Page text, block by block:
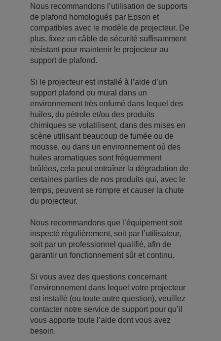
Nous recommandons l’utilisation de supports
de plafond homologués par Epson et
compatibles avec le modèle de projecteur. De
plus, fixez un câble de sécurité suffisamment
résistant pour maintenir le projecteur au
support de plafond.
Si le projecteur est installé à l’aide d’un
support plafond ou mural dans un
environnement très enfumé dans lequel des
huiles, du pétrole et/ou des produits
chimiques se volatilisent, dans des mises en
scène utilisant beaucoup de fumée ou de
mousse, ou dans un environnement où des
huiles aromatiques sont fréquemment
brûlées, cela peut entraîner la dégradation de
certaines parties de nos produits qui, avec le
temps, peuvent se rompre et causer la chute
du projecteur.
Nous recommandons que l’équipement soit
inspecté régulièrement, soit par l’utilisateur,
soit par un professionnel qualifié, afin de
garantir un fonctionnement sûr et continu.
Si vous avez des questions concernant
l’environnement dans lequel votre projecteur
est installé (ou toute autre question), veuillez
contacter notre service de support pour qu’il
vous apporte toute l’aide dont vous avez
besoin.